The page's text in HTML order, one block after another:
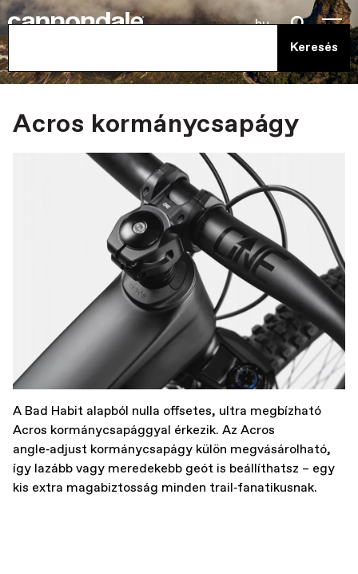
hu
Acros kormánycsapágy
A Bad Habit alapból nulla offsetes, ultra megbízható
Acros kormánycsapággyal érkezik. Az Acros
angle‑adjust kormánycsapágy külön megvásárolható,
így lazább vagy meredekebb geót is beállíthatsz – egy
kis extra magabiztosság minden trail‑fanatikusnak.